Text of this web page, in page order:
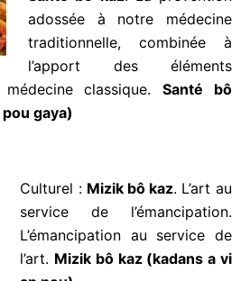
a lestonmak a’w)
Une médecine d’avant
garde :
combinée à l’apport des
de la médecine
kaz(on dòt chimen pou gaya)